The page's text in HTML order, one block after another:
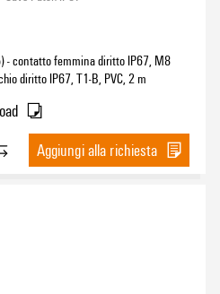
- contatto femmina diritto IP67, M8
diritto IP67, T1-B, PVC, 2 m
Aggiungi alla richiesta